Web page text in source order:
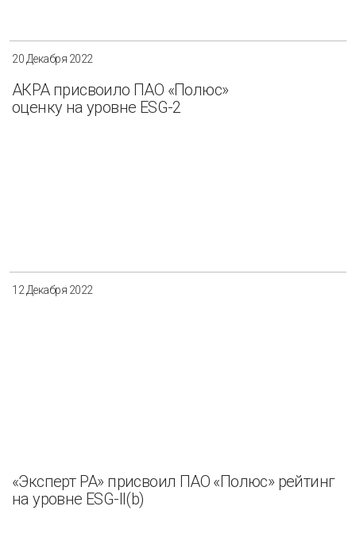
20 Декабря 2022
АКРА присвоило ПАО «Полюс»
оценку на уровне ESG-2
12 Декабря 2022
«Эксперт РА» присвоил ПАО «Полюс» рейтинг
на уровне ESG-II(b)